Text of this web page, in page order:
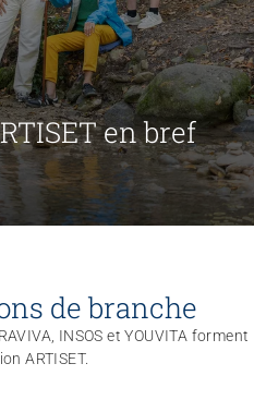
en bref
de branche
INSOS et YOUVITA forment
ARTISET.